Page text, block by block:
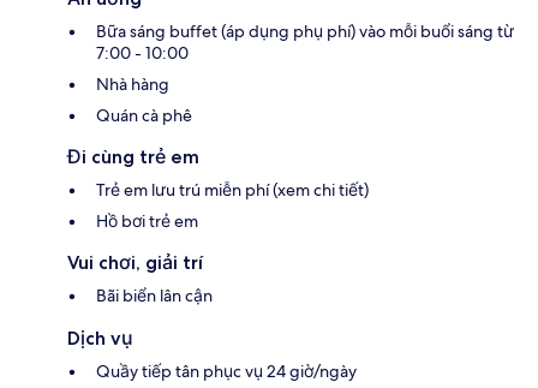
Bữa sáng buffet (áp dụng phụ phí) vào mỗi buổi sáng từ
7:00 - 10:00
Nhà hàng
Quán cà phê
Đi cùng trẻ em
Trẻ em lưu trú miễn phí (xem chi tiết)
Hồ bơi trẻ em
Vui chơi, giải trí
Bãi biển lân cận
Dịch vụ
Quầy tiếp tân phục vụ 24 giờ/ngày